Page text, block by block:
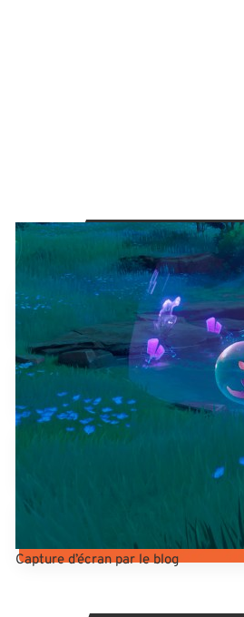
Capture d’écran par le blog
RESTONS CONNECTÉS